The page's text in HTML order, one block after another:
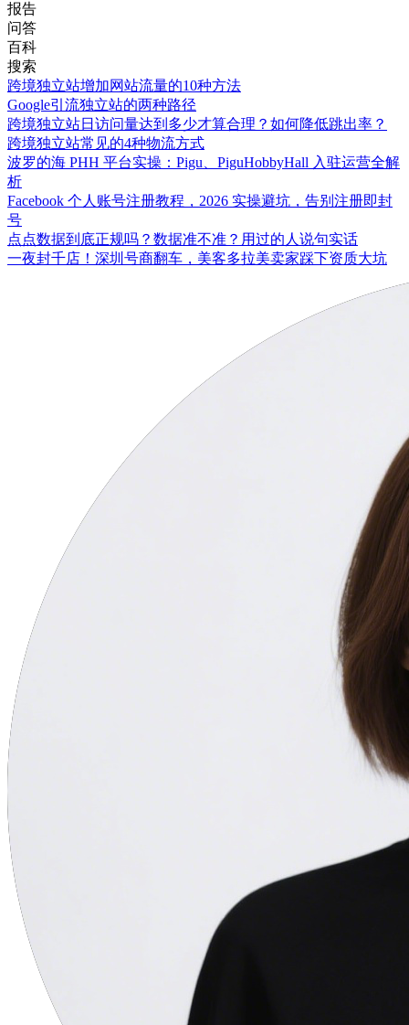
报告
问答
百科
搜索
跨境独立站增加网站流量的10种方法
Google引流独立站的两种路径
跨境独立站日访问量达到多少才算合理？如何降低跳出率？
跨境独立站常见的4种物流方式
波罗的海 PHH 平台实操：Pigu、PiguHobbyHall 入驻运营全解
析
Facebook 个人账号注册教程，2026 实操避坑，告别注册即封
号
点点数据到底正规吗？数据准不准？用过的人说句实话
一夜封千店！深圳号商翻车，美客多拉美卖家踩下资质大坑